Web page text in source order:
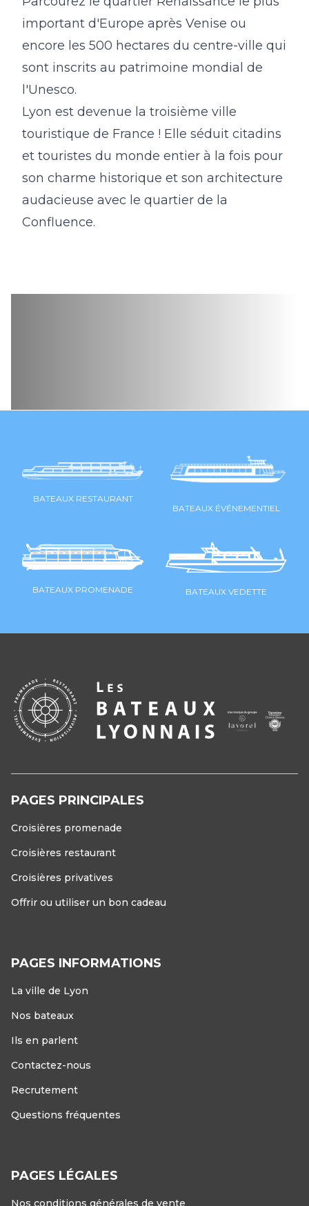
important d'Europe après Venise ou
encore les 500 hectares du centre-ville qui
sont inscrits au patrimoine mondial de
l'Unesco.
Lyon est devenue la troisième ville
touristique de France ! Elle séduit citadins
et touristes du monde entier à la fois pour
son charme historique et son architecture
audacieuse avec le quartier de la
Confluence.
BATEAUX RESTAURANT
BATEAUX ÉVÉNEMENTIEL
BATEAUX PROMENADE BATEAUX VEDETTE
PAGES PRINCIPALES
Croisières promenade
Croisières restaurant
Croisières privatives
Offrir ou utiliser un bon cadeau
PAGES INFORMATIONS
La ville de Lyon
Nos bateaux
Ils en parlent
Contactez-nous
Recrutement
Questions fréquentes
PAGES LÉGALES
Nos conditions générales de vente